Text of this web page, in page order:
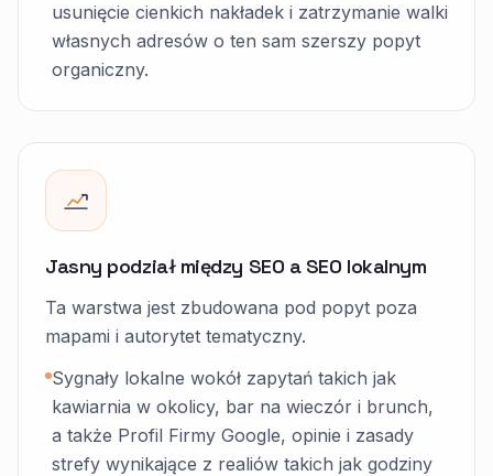
usunięcie cienkich nakładek i zatrzymanie walki
własnych adresów o ten sam szerszy popyt
organiczny.
Jasny podział między SEO a SEO lokalnym
Ta warstwa jest zbudowana pod popyt poza
mapami i autorytet tematyczny.
Sygnały lokalne wokół zapytań takich jak
kawiarnia w okolicy, bar na wieczór i brunch,
a także Profil Firmy Google, opinie i zasady
strefy wynikające z realiów takich jak godziny